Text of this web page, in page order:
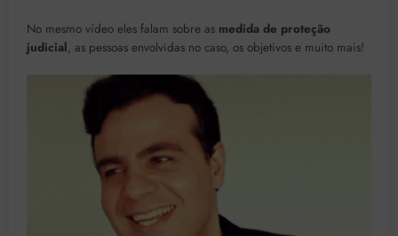
No mesmo vídeo eles falam sobre as medida de proteção
judicial, as pessoas envolvidas no caso, os objetivos e muito mais!